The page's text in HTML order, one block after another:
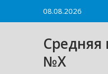
08.08.2026
№X